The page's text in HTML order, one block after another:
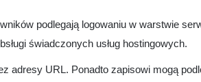
podlegają logowaniu w warstwie
świadczonych usług hostingowych.
adresy URL. Ponadto zapisowi mogą